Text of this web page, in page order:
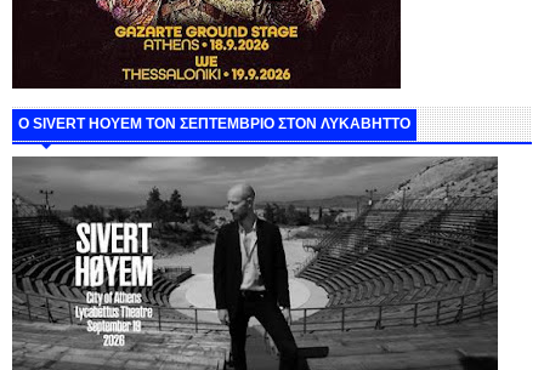
Ο SIVERT HOYEM ΤΟΝ ΣΕΠΤΕΜΒΡΙΟ ΣΤΟΝ ΛΥΚΑΒΗΤΤΟ